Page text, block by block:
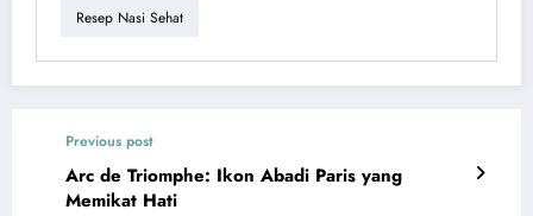
Resep Nasi Sehat
Previous post
Arc de Triomphe: Ikon Abadi Paris yang
Memikat Hati